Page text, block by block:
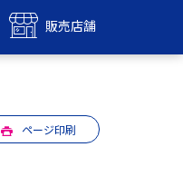
販売店舗
UQ WiMAX
ページ印刷